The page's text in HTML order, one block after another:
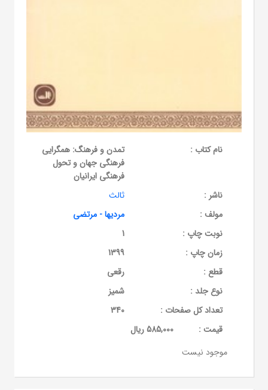
نام کتاب :
تمدن و فرهنگ: همگرایی
فرهنگی جهان و تحول
فرهنگی ایرانیان
ناشر :
ثالث
مولف :
مردیها - مرتضی
نوبت چاپ :
1
زمان چاپ :
1399
قطع :
رقعی
نوع جلد :
شمیز
تعداد کل صفحات :
340
قيمت :
585,000 ریال
موجود نیست